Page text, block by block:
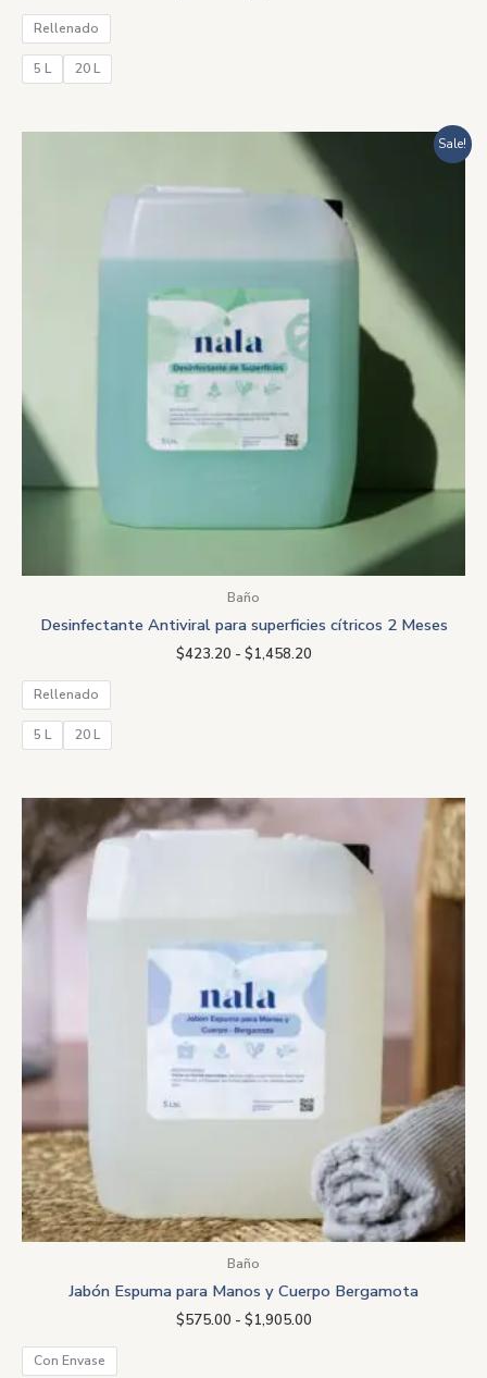
Rellenado
5 L 20 L
Sale!
Baño
Desinfectante Antiviral para superficies cítricos 2 Meses
$423.20 - $1,458.20
de
precios:
desde
$423.20
hasta
$1,458.20
Rellenado
5 L 20 L
Baño
Jabón Espuma para Manos y Cuerpo Bergamota
$575.00 - $1,905.00
precios:
desde
Con Envase